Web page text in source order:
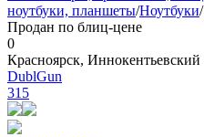
ноутбуки, планшеты/Ноутбуки/
Продан по блиц-цене
0
Красноярск, Иннокентьевский
DublGun
315